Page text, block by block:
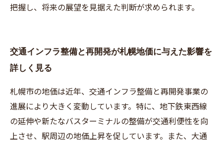
把握し、将来の展望を見据えた判断が求められます。
交通インフラ整備と再開発が札幌地価に与えた影響を
詳しく見る
札幌市の地価は近年、交通インフラ整備と再開発事業の
進展により大きく変動しています。特に、地下鉄東西線
の延伸や新たなバスターミナルの整備が交通利便性を向
上させ、駅周辺の地価上昇を促しています。また、大通